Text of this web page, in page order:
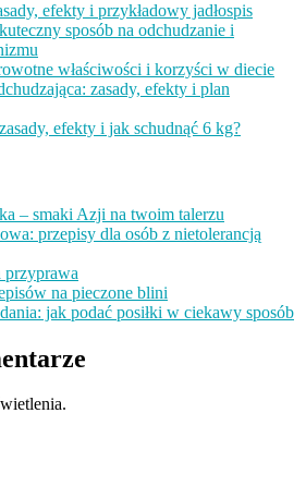
efekty i przykładowy jadłospis
sposób na odchudzanie i
właściwości i korzyści w diecie
zasady, efekty i plan
efekty i jak schudnąć 6 kg?
– smaki Azji na twoim talerzu
przepisy dla osób z nietolerancją
na pieczone blini
jak podać posiłki w ciekawy sposób